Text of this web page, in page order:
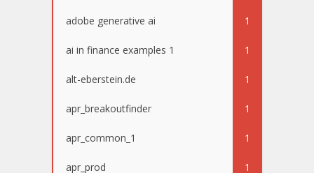
adobe generative ai 1
ai in finance examples 1 1
alt-eberstein.de 1
apr_breakoutfinder 1
apr_common_1 1
apr_prod 1